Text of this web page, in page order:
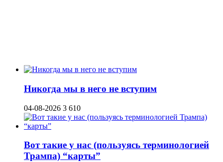
Никогда мы в него не вступим
04-08-2026 3 610
Вот такие у нас (пользуясь терминологией
Трампа) “карты”